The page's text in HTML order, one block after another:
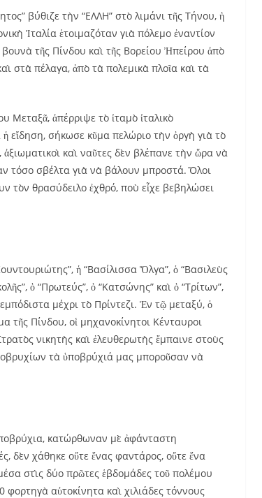
βύθιζε τὴν “ΕΛΛΗ” στὸ λιμάνι τῆς Τήνου, ἡ
Ἰταλία ἑτοιμαζόταν γιὰ πόλεμο ἐναντίον
τῆς Πίνδου καὶ τῆς Βορείου Ἠπείρου ἀπὸ
στὰ πέλαγα, ἀπὸ τὰ πολεμικὰ πλοῖα καὶ τὰ
ἀπέρριψε τὸ ἰταμὸ ἰταλικὸ
εἴδηση, σήκωσε κῦμα πελώριο τὴν ὀργὴ γιὰ τὸ
καὶ ναῦτες δὲν βλέπανε τὴν ὥρα νὰ
τόσο σβέλτα γιὰ νὰ βάλουν μπροστά. Ὅλοι
τὸν θρασύδειλο ἐχθρό, ποὺ εἶχε βεβηλώσει
ἡ “Βασίλισσα Ὄλγα”, ὁ “Βασιλεὺς
ὁ “Πρωτεύς”, ὁ “Κατσώνης” καὶ ὁ “Τρίτων”,
μέχρι τὸ Πρίντεζι. Ἐν τῷ μεταξύ, ὁ
τῆς Πίνδου, οἱ μηχανοκίνητοι Κένταυροι
νικητὴς καὶ ἐλευθερωτὴς ἔμπαινε στοὺς
τὰ ὑποβρύχιά μας μποροῦσαν νὰ
κατώρθωναν μὲ ἀφάνταστη
δὲν χάθηκε οὔτε ἕνας φαντάρος, οὔτε ἕνα
στὶς δύο πρῶτες ἑβδομάδες τοῦ πολέμου
αὐτοκίνητα καὶ χιλιάδες τόννους